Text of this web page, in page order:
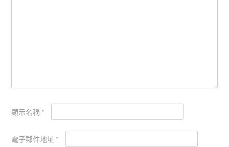
顯示名稱 *
電子郵件地址 *